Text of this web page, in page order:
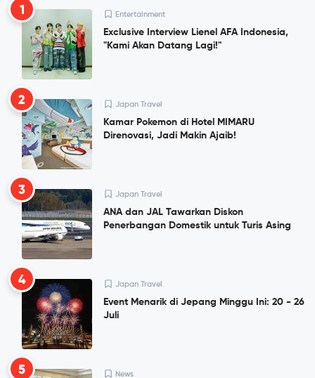
1 Entertainment
Exclusive Interview Lienel AFA Indonesia,
"Kami Akan Datang Lagi!"
2 Japan Travel
Kamar Pokemon di Hotel MIMARU
Direnovasi, Jadi Makin Ajaib!
3 Japan Travel
ANA dan JAL Tawarkan Diskon
Penerbangan Domestik untuk Turis Asing
4 Japan Travel
Event Menarik di Jepang Minggu Ini: 20 - 26
Juli
5 News